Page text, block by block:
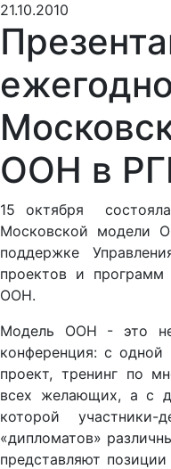
21.10.2010
ООН в
15 октября
Московской модели
поддержке
проектов и
ООН.
Модель ООН - это не
конференция: с одной
проект, тренинг по
всех желающих, а с
которой участники-
«дипломатов»
представляют